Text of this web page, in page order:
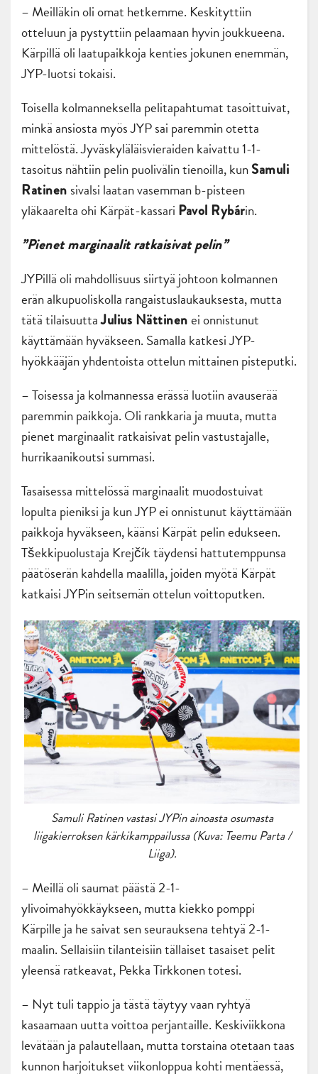
– Meilläkin oli omat hetkemme. Keskityttiin
otteluun ja pystyttiin pelaamaan hyvin joukkueena.
Kärpillä oli laatupaikkoja kenties jokunen enemmän,
JYP-luotsi tokaisi.
Toisella kolmanneksella pelitapahtumat tasoittuivat,
minkä ansiosta myös JYP sai paremmin otetta
mittelöstä. Jyväskyläläisvieraiden kaivattu 1-1-
tasoitus nähtiin pelin puolivälin tienoilla, kunSamuli
Ratinen sivalsi laatan vasemman b-pisteen
yläkaarelta ohi Kärpät-kassari Pavol Rybárin.
”Pienet marginaalit ratkaisivat pelin”
JYPillä oli mahdollisuus siirtyä johtoon kolmannen
erän alkupuoliskolla rangaistuslaukauksesta, mutta
tätä tilaisuuttaJulius Nättinenei onnistunut
käyttämään hyväkseen. Samalla katkesi JYP-
hyökkääjän yhdentoista ottelun mittainen pisteputki.
– Toisessa ja kolmannessa erässä luotiin avauserää
paremmin paikkoja. Oli rankkaria ja muuta, mutta
pienet marginaalit ratkaisivat pelin vastustajalle,
hurrikaanikoutsi summasi.
Tasaisessa mittelössä marginaalit muodostuivat
lopulta pieniksi ja kun JYP ei onnistunut käyttämään
paikkoja hyväkseen, käänsi Kärpät pelin edukseen.
Tšekkipuolustaja Krejčík täydensi hattutemppunsa
päätöserän kahdella maalilla, joiden myötä Kärpät
katkaisi JYPin seitsemän ottelun voittoputken.
Samuli Ratinen vastasi JYPin ainoasta osumasta
liigakierroksen kärkikamppailussa (Kuva: Teemu Parta /
Liiga).
– Meillä oli saumat päästä 2-1-
ylivoimahyökkäykseen, mutta kiekko pomppi
Kärpille ja he saivat sen seurauksena tehtyä 2-1-
maalin. Sellaisiin tilanteisiin tällaiset tasaiset pelit
yleensä ratkeavat, Pekka Tirkkonen totesi.
– Nyt tuli tappio ja tästä täytyy vaan ryhtyä
kasaamaan uutta voittoa perjantaille. Keskiviikkona
levätään ja palautellaan, mutta torstaina otetaan taas
kunnon harjoitukset viikonloppua kohti mentäessä,